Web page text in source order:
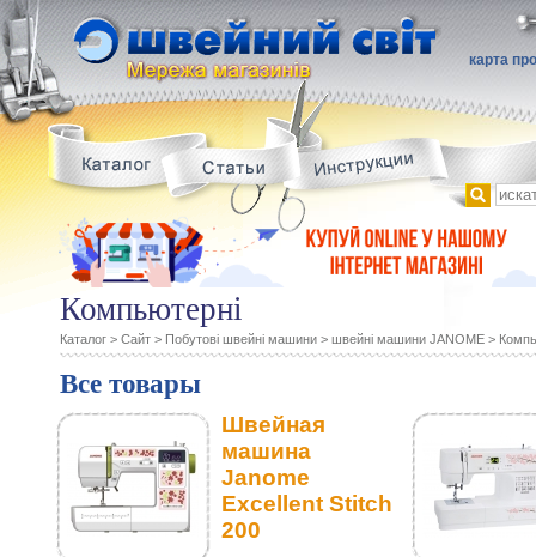
карта
Компьютерні
Каталог > Сайт > Побутові швейні машини > швейні машини JANOME >
Все товары
Швейная
машина
Janome
Excellent Stitch
200